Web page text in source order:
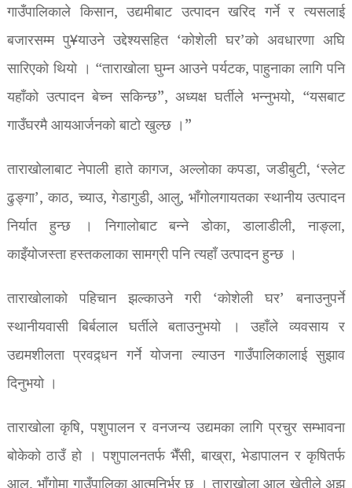
गाउँपालिकाले किसान, उद्यमीबाट उत्पादन खरिद गर्ने र त्यसलाई
बजारसम्म पु¥याउने उद्देश्यसहित ‘कोशेली घर’को अवधारणा अघि
सारिएको थियो । “ताराखोला घुम्न आउने पर्यटक, पाहुनाका लागि पनि
यहाँको उत्पादन बेच्न सकिन्छ”, अध्यक्ष घर्तीले भन्नुभयो, “यसबाट
गाउँघरमै आयआर्जनको बाटो खुल्छ ।”
ताराखोलाबाट नेपाली हाते कागज, अल्लोका कपडा, जडीबुटी, ‘स्लेट
ढुङ्गा’, काठ, च्याउ, गेडागुडी, आलु, भाँगोलगायतका स्थानीय उत्पादन
निर्यात हुन्छ । निगालोबाट बन्ने डोका, डालाडीली, नाङ्ला,
काइँयोजस्ता हस्तकलाका सामग्री पनि त्यहाँ उत्पादन हुन्छ ।
ताराखोलाको पहिचान झल्काउने गरी ‘कोशेली घर’ बनाउनुपर्ने
स्थानीयवासी बिर्बलाल घर्तीले बताउनुभयो । उहाँले व्यवसाय र
उद्यमशीलता प्रवद्र्धन गर्ने योजना ल्याउन गाउँपालिकालाई सुझाव
दिनुभयो ।
ताराखोला कृषि, पशुपालन र वनजन्य उद्यमका लागि प्रचुर सम्भावना
बोकेको ठाउँ हो । पशुपालनतर्फ भैँसी, बाख्रा, भेडापालन र कृषितर्फ